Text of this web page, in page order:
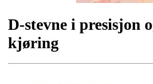
D-stevne i presisjon
kjøring